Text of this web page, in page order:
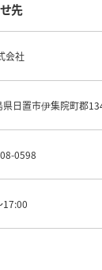
先
会社
県日置市伊集院町郡
0598
17:00